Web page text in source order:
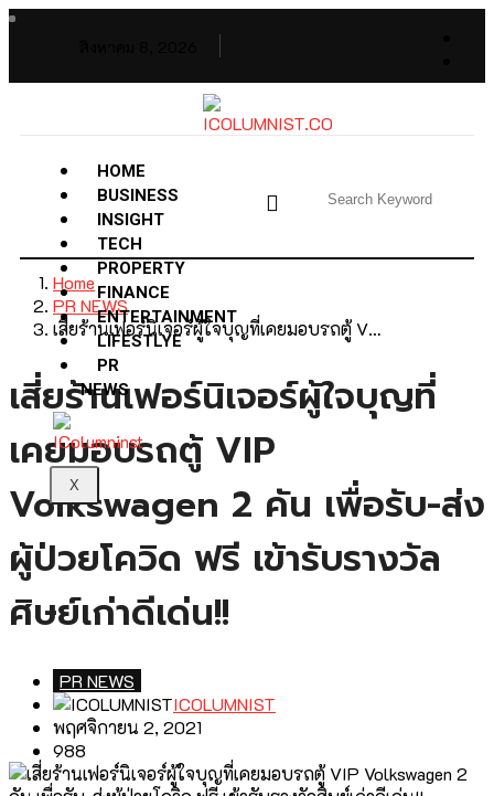
HOME
BUSINESS
INSIGHT
TECH
PROPERTY
FINANCE
ENTERTAINMENT
LIFESTLYE
PR
NEWS
X
Home
PR NEWS
เสี่ยร้านเฟอร์นิเจอร์ผู้ใจบุญที่เคยมอบรถตู้ V…
เสี่ยร้านเฟอร์นิเจอร์ผู้ใจบุญที่
เคยมอบรถตู้ VIP
Volkswagen 2 คัน เพื่อรับ-ส่ง
ผู้ป่วยโควิด ฟรี เข้ารับรางวัล
ศิษย์เก่าดีเด่น!!
PR NEWS
ICOLUMNIST
พฤศจิกายน 2, 2021
988